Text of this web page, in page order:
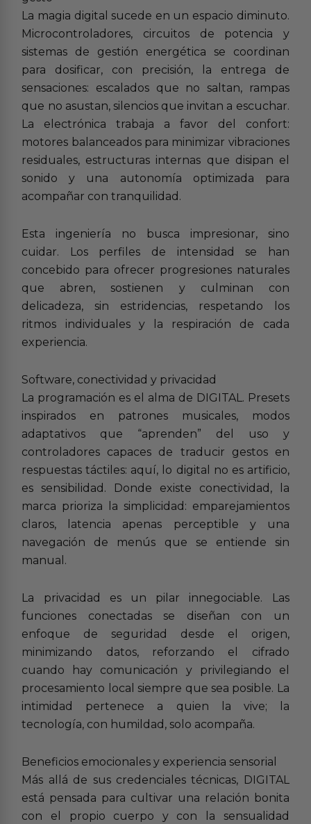
La magia digital sucede en un espacio diminuto.
Microcontroladores, circuitos de potencia y
sistemas de gestión energética se coordinan
para dosificar, con precisión, la entrega de
sensaciones: escalados que no saltan, rampas
que no asustan, silencios que invitan a escuchar.
La electrónica trabaja a favor del confort:
motores balanceados para minimizar vibraciones
residuales, estructuras internas que disipan el
sonido y una autonomía optimizada para
acompañar con tranquilidad.
Esta ingeniería no busca impresionar, sino
cuidar. Los perfiles de intensidad se han
concebido para ofrecer progresiones naturales
que abren, sostienen y culminan con
delicadeza, sin estridencias, respetando los
ritmos individuales y la respiración de cada
experiencia.
Software, conectividad y privacidad
La programación es el alma de DIGITAL. Presets
inspirados en patrones musicales, modos
adaptativos que “aprenden” del uso y
controladores capaces de traducir gestos en
respuestas táctiles: aquí, lo digital no es artificio,
es sensibilidad. Donde existe conectividad, la
marca prioriza la simplicidad: emparejamientos
claros, latencia apenas perceptible y una
navegación de menús que se entiende sin
manual.
La privacidad es un pilar innegociable. Las
funciones conectadas se diseñan con un
enfoque de seguridad desde el origen,
minimizando datos, reforzando el cifrado
cuando hay comunicación y privilegiando el
procesamiento local siempre que sea posible. La
intimidad pertenece a quien la vive; la
tecnología, con humildad, solo acompaña.
Beneficios emocionales y experiencia sensorial
Más allá de sus credenciales técnicas, DIGITAL
está pensada para cultivar una relación bonita
con el propio cuerpo y con la sensualidad